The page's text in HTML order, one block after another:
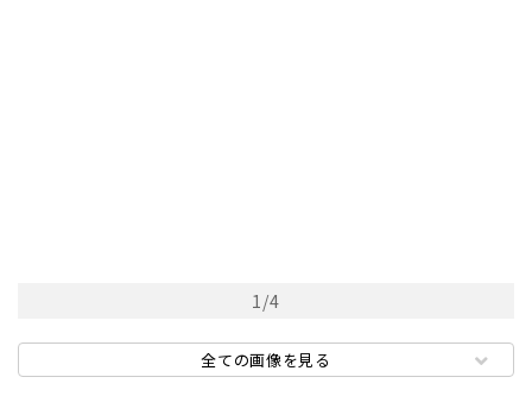
1/4
全ての画像を見る